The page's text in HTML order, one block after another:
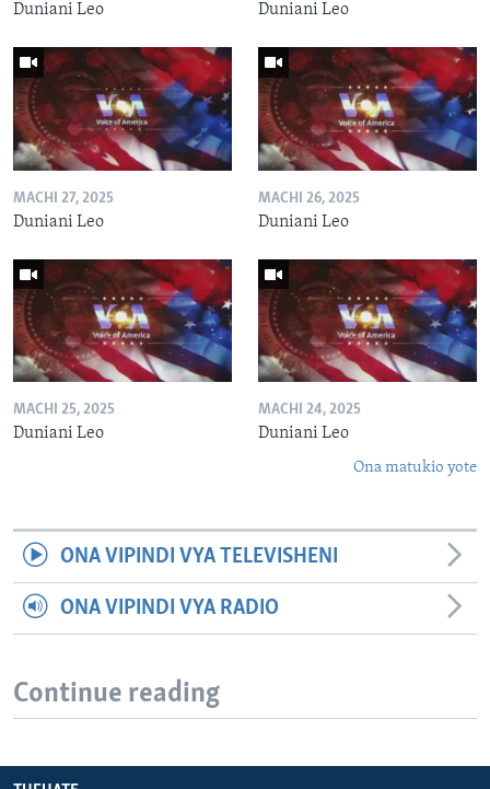
Duniani Leo Duniani Leo
MACHI 27, 2025
Duniani Leo
MACHI 26, 2025
Duniani Leo
MACHI 25, 2025
Duniani Leo
MACHI 24, 2025
Duniani Leo
Ona matukio yote
ONA VIPINDI VYA TELEVISHENI
ONA VIPINDI VYA RADIO
Continue reading